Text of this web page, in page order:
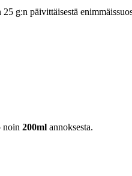
g:n päivittäisestä
noin 200ml annoksesta.